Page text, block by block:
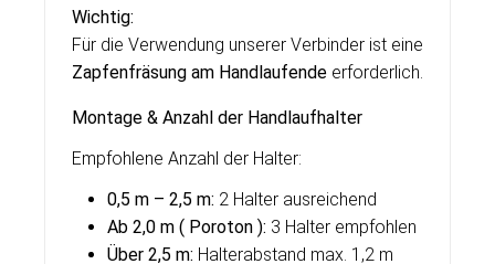
Wichtig:
Für die Verwendung unserer Verbinder ist eine
Zapfenfräsung am Handlaufende erforderlich.
Montage & Anzahl der Handlaufhalter
Empfohlene Anzahl der Halter:
0,5 m – 2,5 m: 2 Halter ausreichend
Ab 2,0 m ( Poroton ): 3 Halter empfohlen
Über 2,5 m: Halterabstand max. 1,2 m